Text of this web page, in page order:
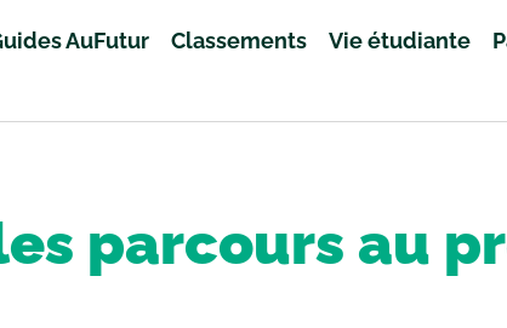
AuFutur Classements Vie étudiante
parcours au